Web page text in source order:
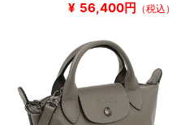
¥ 56,400円 （税込）